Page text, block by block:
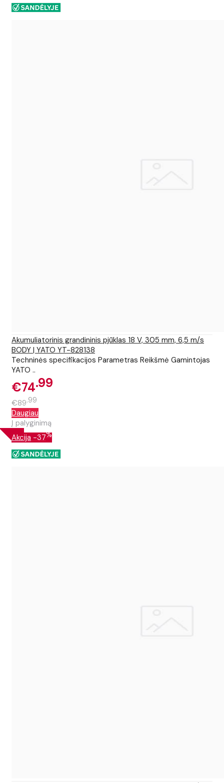
Akumuliatorinis grandininis pjūklas 18 V, 305 mm, 6,5 m/s
BODY | YATO YT-828138
Techninės specifikacijos Parametras Reikšmė Gamintojas
YATO ..
€74 99
€89 99
Daugiau
Į palyginimą
Akcija -37%